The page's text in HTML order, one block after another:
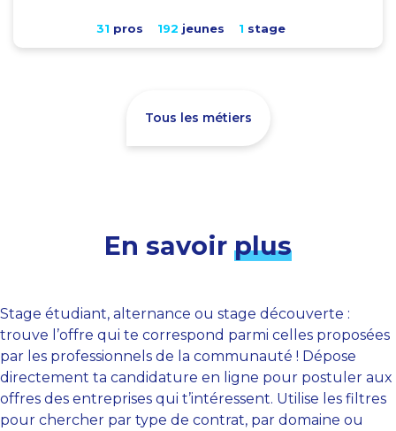
31 pros 192 jeunes 1 stage
Tous les métiers
En savoir plus
Stage étudiant, alternance ou stage découverte :
trouve l’offre qui te correspond parmi celles proposées
par les professionnels de la communauté ! Dépose
directement ta candidature en ligne pour postuler aux
offres des entreprises qui t’intéressent. Utilise les filtres
pour chercher par type de contrat, par domaine ou